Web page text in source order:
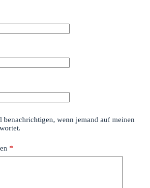
benachrichtigen, wenn jemand auf meinen
*